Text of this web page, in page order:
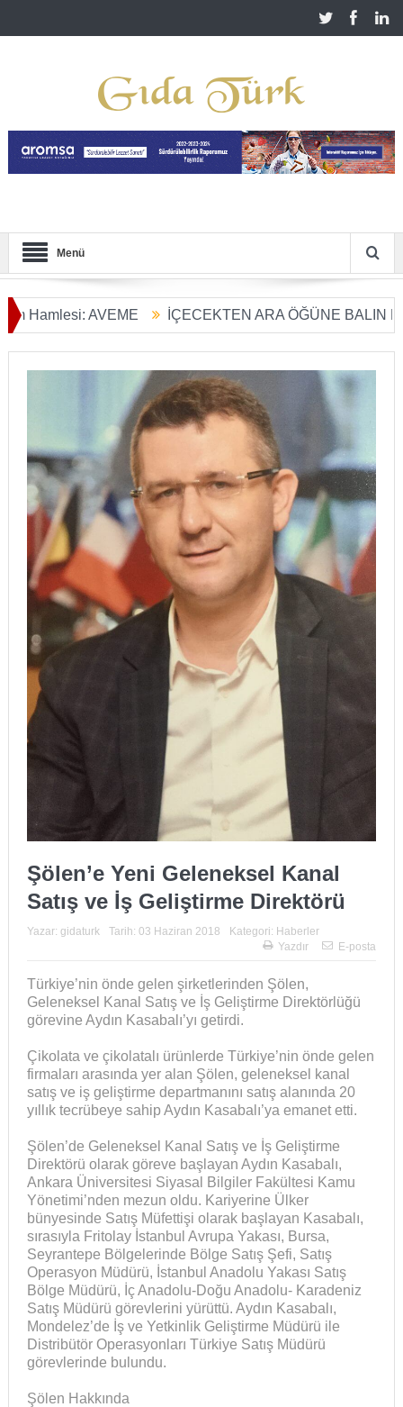
Menü
AVEME İÇECEKTEN ARA ÖĞÜNE BALIN
Başladı
Şölen’e Yeni Geleneksel Kanal
Satış ve İş Geliştirme Direktörü
Yazar: gidaturk Tarih: 03 Haziran 2018 Kategori: Haberler
Yazdır
E-posta
Türkiye’nin önde gelen şirketlerinden Şölen,
Geleneksel Kanal Satış ve İş Geliştirme Direktörlüğü
görevine Aydın Kasabalı’yı getirdi.
Çikolata ve çikolatalı ürünlerde Türkiye’nin önde gelen
firmaları arasında yer alan Şölen, geleneksel kanal
satış ve iş geliştirme departmanını satış alanında 20
yıllık tecrübeye sahip Aydın Kasabalı’ya emanet etti.
Şölen’de Geleneksel Kanal Satış ve İş Geliştirme
Direktörü olarak göreve başlayan Aydın Kasabalı,
Ankara Üniversitesi Siyasal Bilgiler Fakültesi Kamu
Yönetimi’nden mezun oldu. Kariyerine Ülker
bünyesinde Satış Müfettişi olarak başlayan Kasabalı,
sırasıyla Fritolay İstanbul Avrupa Yakası, Bursa,
Seyrantepe Bölgelerinde Bölge Satış Şefi, Satış
Operasyon Müdürü, İstanbul Anadolu Yakası Satış
Bölge Müdürü, İç Anadolu-Doğu Anadolu- Karadeniz
Satış Müdürü görevlerini yürüttü. Aydın Kasabalı,
Mondelez’de İş ve Yetkinlik Geliştirme Müdürü ile
Distribütör Operasyonları Türkiye Satış Müdürü
görevlerinde bulundu.
Şölen Hakkında